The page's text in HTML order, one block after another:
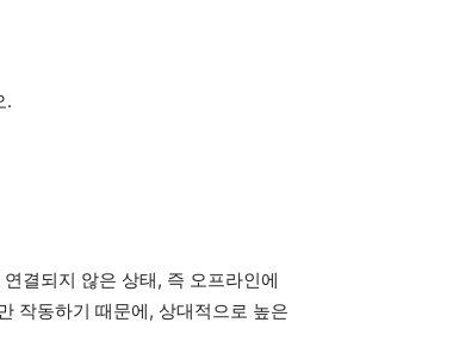
.
결되지 않은 상태, 즉 오프라인에
작동하기 때문에, 상대적으로 높은